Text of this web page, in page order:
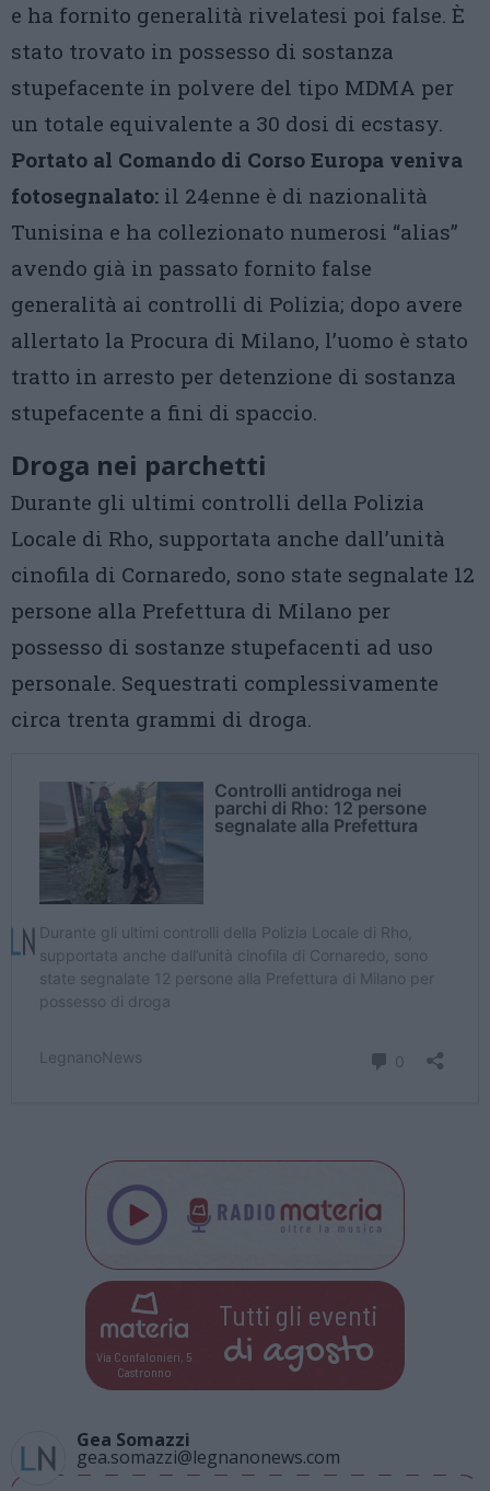
e ha fornito generalità rivelatesi poi false. È
stato trovato in possesso di sostanza
stupefacente in polvere del tipo MDMA per
un totale equivalente a 30 dosi di ecstasy.
Portato al Comando di Corso Europa veniva
fotosegnalato: il 24enne è di nazionalità
Tunisina e ha collezionato numerosi “alias”
avendo già in passato fornito false
generalità ai controlli di Polizia; dopo avere
allertato la Procura di Milano, l’uomo è stato
tratto in arresto per detenzione di sostanza
stupefacente a fini di spaccio.
Droga nei parchetti
Durante gli ultimi controlli della Polizia
Locale di Rho, supportata anche dall’unità
cinofila di Cornaredo, sono state segnalate 12
persone alla Prefettura di Milano per
possesso di sostanze stupefacenti ad uso
personale. Sequestrati complessivamente
circa trenta grammi di droga.
Via Confalonieri, 5
Castronno
Tutti gli eventi
di agosto
Gea Somazzi
gea.somazzi@legnanonews.com